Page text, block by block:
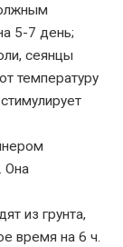
5-7 день;
сеянцы
температуру
Она
из грунта,
время на 6 ч.